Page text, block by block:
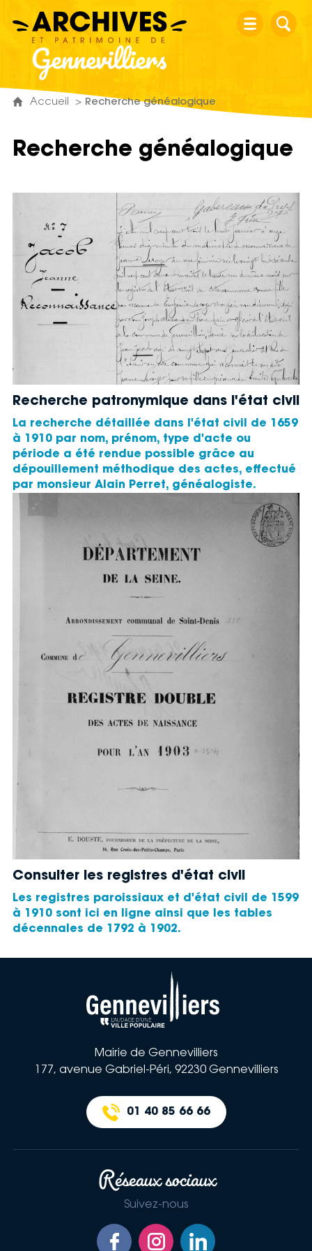
Archives et patrimoine de
Accueil Recherche généalogique
Recherche généalogique
Recherche patronymique dans l'état civil
La recherche détaillée dans l'état civil de 1659
à 1910 par nom, prénom, type d'acte ou
période a été rendue possible grâce au
dépouillement méthodique des actes, effectué
par monsieur Alain Perret, généalogiste.
Consulter les registres d'état civil
Les registres paroissiaux et d'état civil de 1599
à 1910 sont ici en ligne ainsi que les tables
décennales de 1792 à 1902.
Ville de la Gennevilliers
Mairie de Gennevilliers
177, avenue Gabriel-Péri, 92230 Gennevilliers
01 40 85 66 66
Réseaux sociaux
Suivez-nous
Retrouvez-nous sur Facebook
Retrouvez-nous sur Instagram
Retrouvez-nous sur